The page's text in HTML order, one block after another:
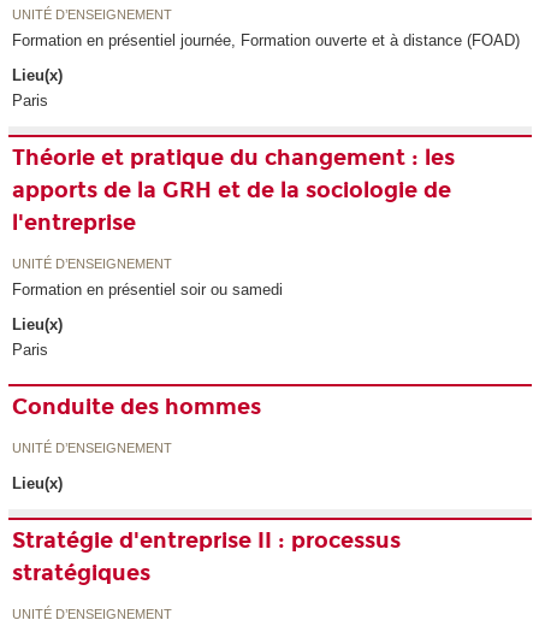
UNITÉ D’ENSEIGNEMENT
Formation en présentiel journée, Formation ouverte et à distance (FOAD)
Lieu(x)
Paris
Théorie et pratique du changement : les
apports de la GRH et de la sociologie de
l'entreprise
UNITÉ D’ENSEIGNEMENT
Formation en présentiel soir ou samedi
Lieu(x)
Paris
Conduite des hommes
UNITÉ D’ENSEIGNEMENT
Lieu(x)
Stratégie d'entreprise II : processus
stratégiques
UNITÉ D’ENSEIGNEMENT